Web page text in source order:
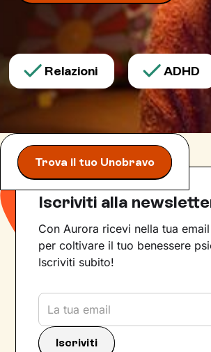
Relazioni ADHD
Trova il tuo Unobravo
Iscriviti alla
Con Aurora ricevi nella tua
per coltivare il tuo benessere
Iscriviti subito!